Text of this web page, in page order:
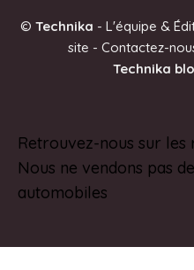
© Technika - L'équipe &
site - Contactez-
Technika
Retrouvez-nous sur les
Nous ne vendons pas
automobiles